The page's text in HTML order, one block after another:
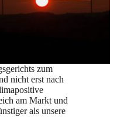
zum
nicht erst nach
am Markt und
als unsere